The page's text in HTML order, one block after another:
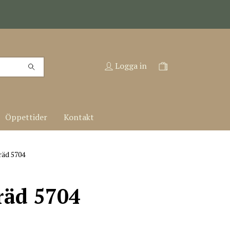
Logga in
Öppettider Kontakt
5704
5704